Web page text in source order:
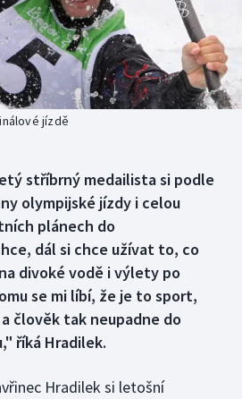
jízdě
stříbrný medailista si podle
olympijské jízdy i celou
plánech do
dál si chce užívat to, co
divoké vodě i výlety po
se mi líbí, že je to sport,
člověk tak neupadne do
říká Hradilek.
Hradilek si letošní